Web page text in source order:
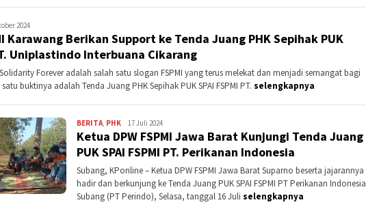
2024
Karawang Berikan Support ke Tenda Juang PHK Sepihak PUK
Uniplastindo Interbuana Cikarang
Forever adalah salah satu slogan FSPMI yang terus melekat dan menjadi semangat bagi
buktinya adalah Tenda Juang PHK Sepihak PUK SPAI FSPMI PT. selengkapnya
BERITA, PHK Kontributor
Subang
17 Juli 2024
Ketua DPW FSPMI Jawa Barat Kunjungi Tenda Juang
PUK SPAI FSPMI PT. Perikanan Indonesia
Subang, KPonline – Ketua DPW FSPMI Jawa Barat Suparno beserta jajarannya
hadir dan berkunjung ke Tenda Juang PUK SPAI FSPMI PT Perikanan Indonesia
Subang (PT Perindo), Selasa, tanggal 16 Juli selengkapnya